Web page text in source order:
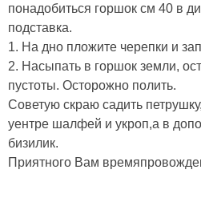
понадобиться горшок см 40 в
подставка.
1. На дно пложите черепки и
2. Насыпать в горшок земли,
пустоты. Осторожно полить.
Советую скраю садить
уентре шалфей и укроп,а в
бизилик.
Приятного Вам